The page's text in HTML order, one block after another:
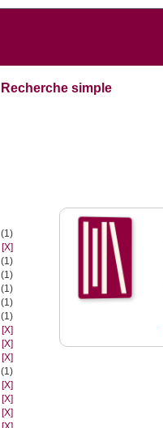
Recherche simple
(1)
[X]
(1)
(1)
(1)
(1)
(1)
[X]
[X]
[X]
(1)
[X]
[X]
[X]